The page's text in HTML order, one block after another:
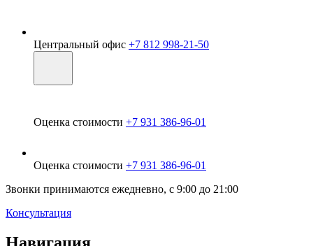
Центральный офис +7 812 998-21-50
Оценка стоимости +7 931 386-96-01
Оценка стоимости +7 931 386-96-01
Звонки принимаются ежедневно, с 9:00 до 21:00
Консультация
Навигация